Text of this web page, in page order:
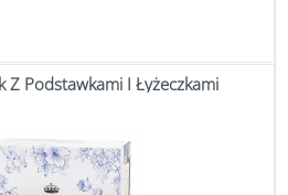
Z Podstawkami I Łyżeczkami